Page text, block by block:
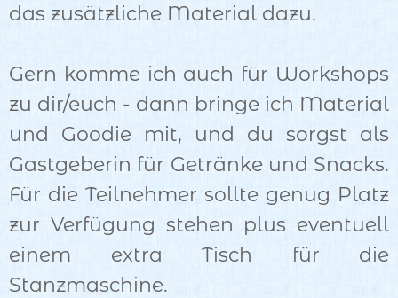
das zusätzliche Material dazu.
Gern komme ich auch für Workshops
zu dir/euch - dann bringe ich Material
und Goodie mit, und du sorgst als
Gastgeberin für Getränke und Snacks.
Für die Teilnehmer sollte genug Platz
zur Verfügung stehen plus eventuell
einem extra Tisch für die
Stanzmaschine.